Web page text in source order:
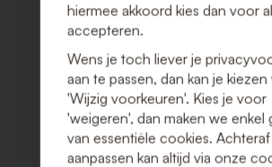
hiermee akkoord kies dan voor
accepteren.
Wens je toch liever je
aan te passen, dan kan je
'Wijzig voorkeuren'. Kies je voor
'weigeren', dan maken we enkel
van essentiële cookies. Achteraf
aanpassen kan altijd via onze